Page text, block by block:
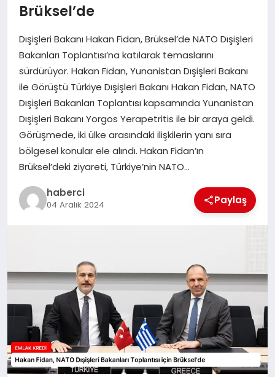
MAGAZIN
SAĞLIK
SIYASET
SPOR
TEKNOLOJI
YAŞAM
Brüksel’de
Dışişleri Bakanı Hakan Fidan, Brüksel’de NATO Dışişleri
Bakanları Toplantısı’na katılarak temaslarını
sürdürüyor. Hakan Fidan, Yunanistan Dışişleri Bakanı
ile Görüştü Türkiye Dışişleri Bakanı Hakan Fidan, NATO
Dışişleri Bakanları Toplantısı kapsamında Yunanistan
Dışişleri Bakanı Yorgos Yerapetritis ile bir araya geldi.
Görüşmede, iki ülke arasındaki ilişkilerin yanı sıra
bölgesel konular ele alındı. Hakan Fidan’ın
Brüksel’deki ziyareti, Türkiye’nin NATO…
haberci
04 Aralık 2024 Paylaş